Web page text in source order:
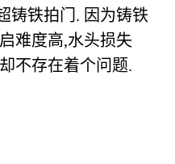
铸铁拍门. 因为铸铁
难度高,水头损失
不存在着个问题.